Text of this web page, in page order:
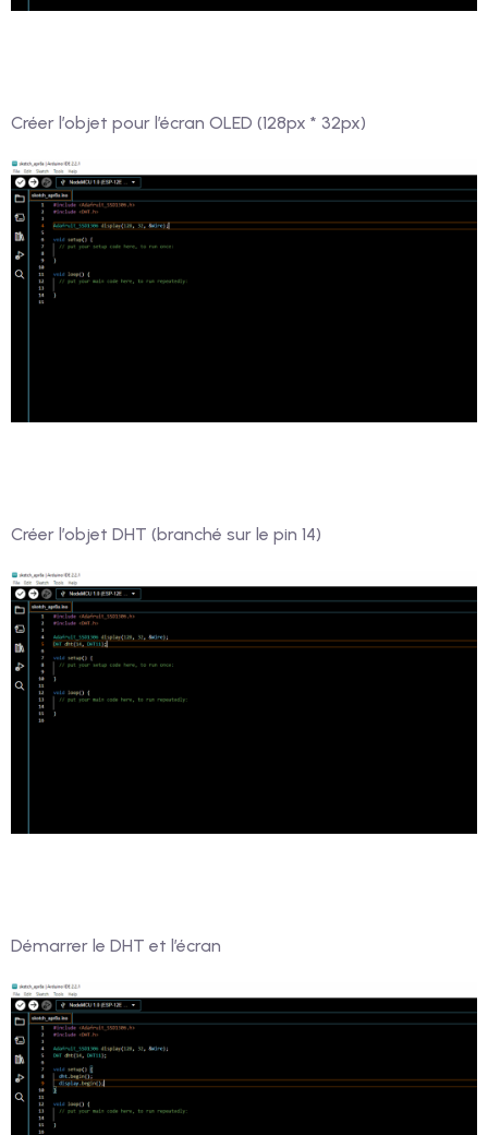
Créer l’objet pour l’écran OLED (128px * 32px)
Créer l’objet DHT (branché sur le pin 14)
Démarrer le DHT et l’écran